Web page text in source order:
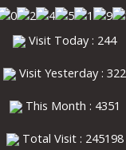
Visit Today : 244
Visit Yesterday : 322
This Month : 4351
Total Visit : 245198